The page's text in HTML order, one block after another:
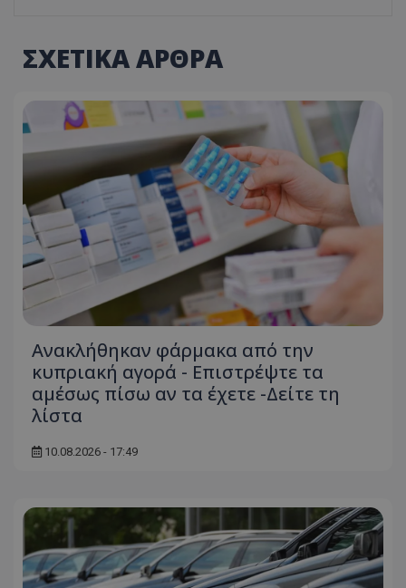
ΣΧΕΤΙΚΑ ΑΡΘΡΑ
Ανακλήθηκαν φάρμακα από την
κυπριακή αγορά - Επιστρέψτε τα
αμέσως πίσω αν τα έχετε -Δείτε τη
λίστα
10.08.2026 - 17:49